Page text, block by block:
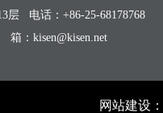
层 电话： +86-25-68178768
箱： kisen@kisen.net
网站建设：